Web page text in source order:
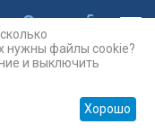
Prepaid
нужны файлы cookie?
и выключить
Хорошо